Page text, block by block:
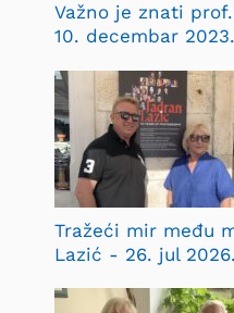
Važno je znati
10. decembar 2023.
Tražeći mir među
Lazić - 26. jul 2026.